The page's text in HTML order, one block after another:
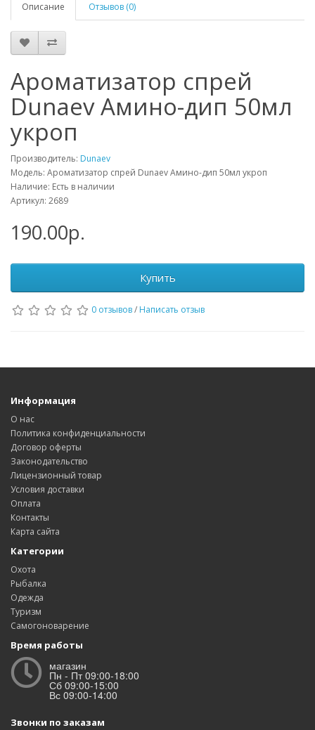
Описание Отзывов (0)
Ароматизатор спрей
Dunaev Амино-дип 50мл
укроп
Производитель: Dunaev
Модель: Ароматизатор спрей Dunaev Амино-дип 50мл укроп
Наличие: Есть в наличии
Артикул: 2689
190.00р.
Купить
0 отзывов/ Написать отзыв
Информация
О нас
Политика конфиденциальности
Договор оферты
Законодательство
Лицензионный товар
Условия доставки
Оплата
Контакты
Карта сайта
Категории
Охота
Рыбалка
Одежда
Туризм
Самогоноварение
Время работы
магазин
Пн - Пт 09:00-18:00
Сб 09:00-15:00
Вс 09:00-14:00
Звонки по заказам